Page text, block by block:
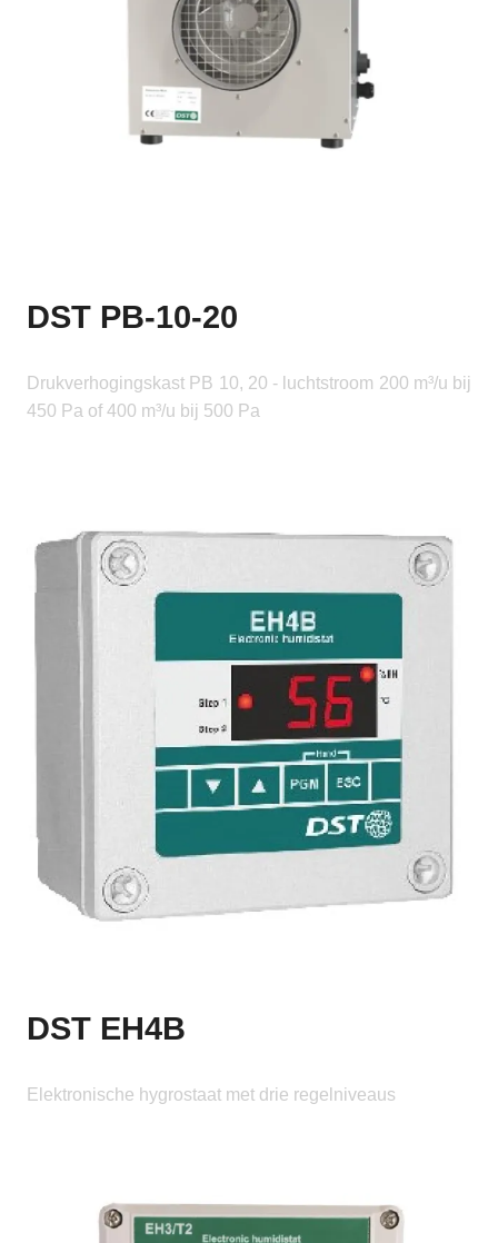
DST PB-10-20
Drukverhogingskast PB 10, 20 - luchtstroom 200 m³/u bij
450 Pa of 400 m³/u bij 500 Pa
DST EH4B
Elektronische hygrostaat met drie regelniveaus